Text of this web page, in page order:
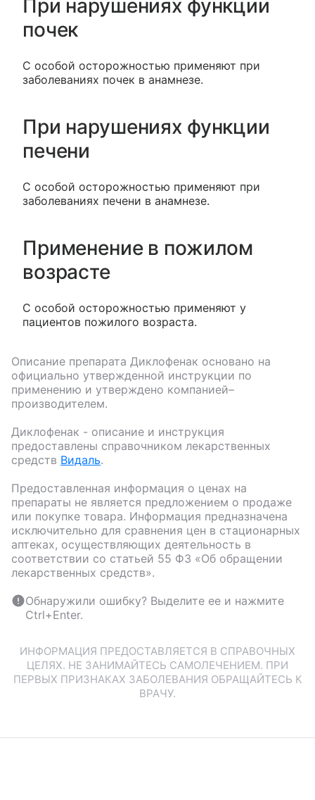
При нарушениях функции
почек
С особой осторожностью применяют при
заболеваниях почек в анамнезе.
При нарушениях функции
печени
С особой осторожностью применяют при
заболеваниях печени в анамнезе.
Применение в пожилом
возрасте
С особой осторожностью применяют у
пациентов пожилого возраста.
Описание препарата Диклофенак основано на
официально утвержденной инструкции по
применению и утверждено компанией–
производителем.
Диклофенак - описание и инструкция
предоставлены справочником лекарственных
средств Видаль.
Предоставленная информация о ценах на
препараты не является предложением о продаже
или покупке товара. Информация предназначена
исключительно для сравнения цен в стационарных
аптеках, осуществляющих деятельность в
соответствии со статьей 55 ФЗ «Об обращении
лекарственных средств».
Обнаружили ошибку? Выделите ее и нажмите
Ctrl+Enter.
ИНФОРМАЦИЯ ПРЕДОСТАВЛЯЕТСЯ В СПРАВОЧНЫХ
ЦЕЛЯХ. НЕ ЗАНИМАЙТЕСЬ САМОЛЕЧЕНИЕМ. ПРИ
ПЕРВЫХ ПРИЗНАКАХ ЗАБОЛЕВАНИЯ ОБРАЩАЙТЕСЬ К
ВРАЧУ.